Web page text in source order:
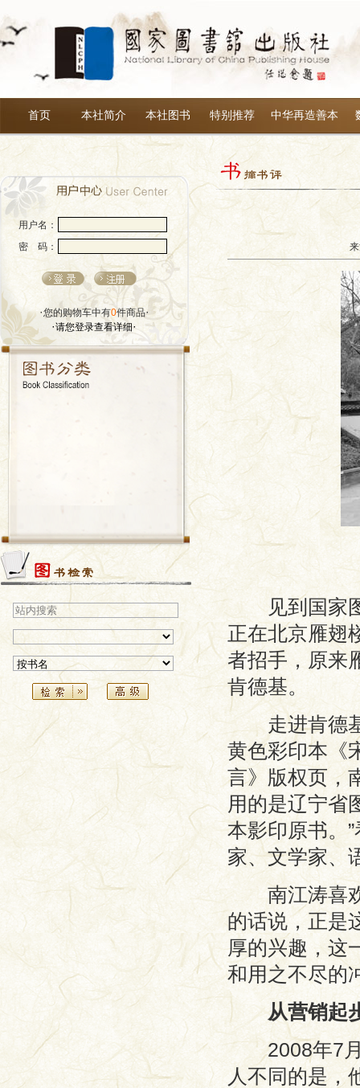
首页 本社简介 本社图书 特别推荐 中华再造善本
用户名：
密 码：
·您的购物车中有0件商品·
·请您登录查看详细·
见到国家图
正在北京雁翅
者招手，原来
肯德基。
走进肯德基
黄色彩印本《
言》版权页，
用的是辽宁省
本影印原书。
家、文学家、
南江涛喜欢
的话说，正是
厚的兴趣，这
和用之不尽的
从营销起
2008年7月
人不同的是，